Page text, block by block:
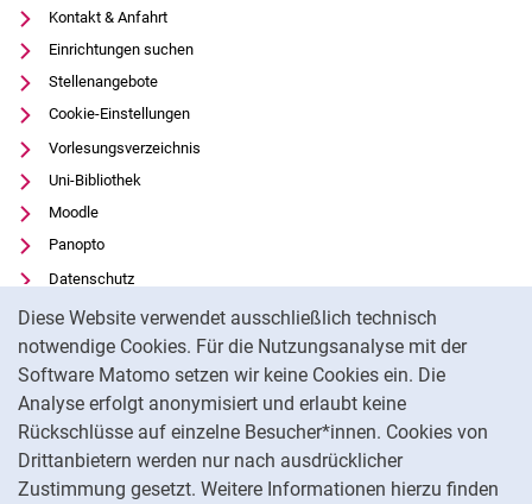
Diese Website verwendet ausschließlich technisch
notwendige Cookies. Für die Nutzungsanalyse mit der
Software Matomo setzen wir keine Cookies ein. Die
Analyse erfolgt anonymisiert und erlaubt keine
Rückschlüsse auf einzelne Besucher*innen. Cookies von
Drittanbietern werden nur nach ausdrücklicher
Zustimmung gesetzt. Weitere Informationen hierzu finden
Kontakt & Anfahrt
Einrichtungen suchen
Stellenangebote
Cookie-Einstellungen
Vorlesungsverzeichnis
Uni-Bibliothek
Moodle
Panopto
Datenschutz
Barrierefreiheit
Transparenter KI-Einsatz
Impressum
Externer Link: Universität Kassel auf
Facebook (öffnet neues Fenster)
Externer Link: Universität Kassel auf
Youtube(öffnet neues Fenster)
Externer Link: Universität Kassel auf
Instagram (öffnet neues Fenster)